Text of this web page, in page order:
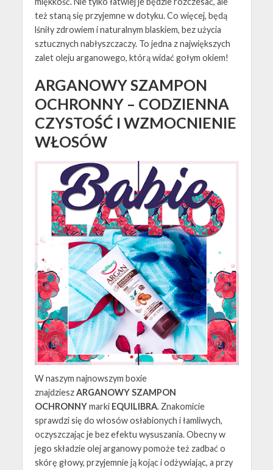
też staną się przyjemne w dotyku. Co więcej, będą
lśniły zdrowiem i naturalnym blaskiem, bez użycia
sztucznych nabłyszczaczy. To jedna z największych
zalet oleju arganowego, którą widać gołym okiem!
ARGANOWY SZAMPON
OCHRONNY – CODZIENNA
CZYSTOŚĆ I WZMOCNIENIE
WŁOSÓW
W naszym najnowszym boxie
znajdzieszARGANOWY SZAMPON
OCHRONNYmarki EQUILIBRA. Znakomicie
sprawdzi się do włosów osłabionych i łamliwych,
oczyszczając je bez efektu wysuszania. Obecny w
jego składzie olej arganowy pomoże też zadbać o
skórę głowy, przyjemnie ją kojąc i odżywiając, a przy